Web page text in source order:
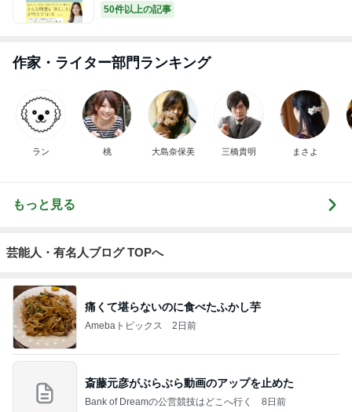
50件以上の記事
作家・ライター部門ランキング
ラン 桃 大島奈保美 三橋貴明 まさよ
もっと見る
芸能人・有名人ブログ TOPへ
痛くて堪らないのに食べたふかし芋
Amebaトピックス 2日前
斎藤元彦がぶらぶら動画のアップを止めた
Bank of Dreamの公営競技はどこへ行く 8日前